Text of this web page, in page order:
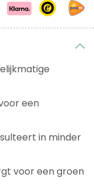
een
in minder
voor een groen